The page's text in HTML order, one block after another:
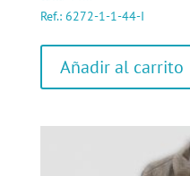
Ref.: 6272-1-1-44-I
Añadir al carrito